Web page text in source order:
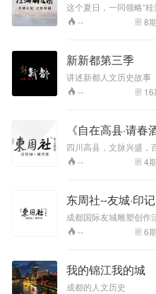
这个夏日，一同领略“桂
--
8期
新新都第三季
讲述新都人文历史故事
--
16
《自在高县·请春
四川高县，文脉兴盛，
春酒，请的是情谊，透
愁。 把这份情放进锅里
-- 4期
东周社--友城·印记
成都国际友城雕塑创作
--
6期
我的锦江我的城
成都的人文历史